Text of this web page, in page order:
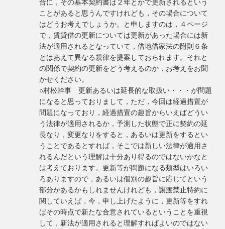
合に，その基本契約書は２年とかで更新されるという
ことがあると思うんですけれども，その場合について
はどうお考えでしょうか。と申しますのは，４ページ
で，賃貸借の更新については更新があった場合には新
法が適用されるとなっていて，借地借家法の附則６条
とはあえて異なる規律を提案しておられます。それと
の関係で契約の更新をどう考えるのか，お考えをお聞
かせください。
○村松幹事 更新あるいは延長的な取扱い・・・が問題
になると思っておりまして，ただ，今回は経過措置が
問題になっており，経過措置の趣旨からいえばどうい
う法律が適用されるか，予測した状態で正に契約の延
長なり，変更なりをすると，あるいは更新をするとい
うことであるとすれば，そこでは新しい法律が適用さ
れるんだという理解は十分あり得るのではないかなと
は考えております。更新等が問題になる類型はいろい
ろありますので，あるいは個別の趣旨に応じてという
部分があるかもしれませんけれども，譲渡禁止特約に
関していえば，今，申し上げたように，更新等をすれ
ばその時点で新たな合意されているということを重視
して，新法が適用されると理解すればよいのではない